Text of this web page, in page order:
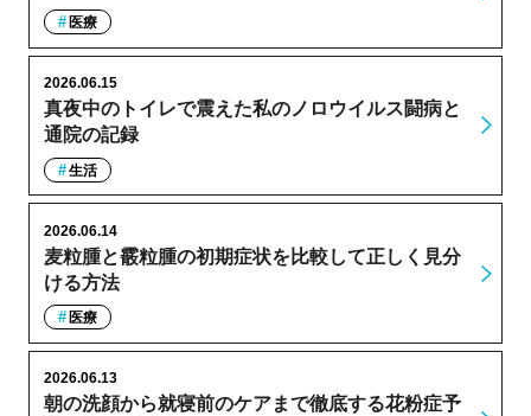
医療
真夜中のトイレで震えた私のノロウイルス闘病と
通院の記録
2026.06.15
生活
麦粒腫と霰粒腫の初期症状を比較して正しく見分
ける方法
2026.06.14
医療
朝の洗顔から就寝前のケアまで徹底する花粉症予
2026.06.13